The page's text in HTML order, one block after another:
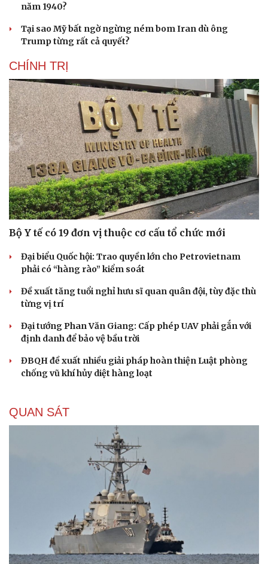
Cải chính
năm 1940?
Tại sao Mỹ bất ngờ ngừng ném bom Iran dù ông
Trump từng rất cả quyết?
CHÍNH TRỊ
Bộ Y tế có 19 đơn vị thuộc cơ cấu tổ chức mới
Đại biểu Quốc hội: Trao quyền lớn cho Petrovietnam
phải có “hàng rào” kiểm soát
Đề xuất tăng tuổi nghỉ hưu sĩ quan quân đội, tùy đặc thù
từng vị trí
Đại tướng Phan Văn Giang: Cấp phép UAV phải gắn với
định danh để bảo vệ bầu trời
ĐBQH đề xuất nhiều giải pháp hoàn thiện Luật phòng
chống vũ khí hủy diệt hàng loạt
QUAN SÁT